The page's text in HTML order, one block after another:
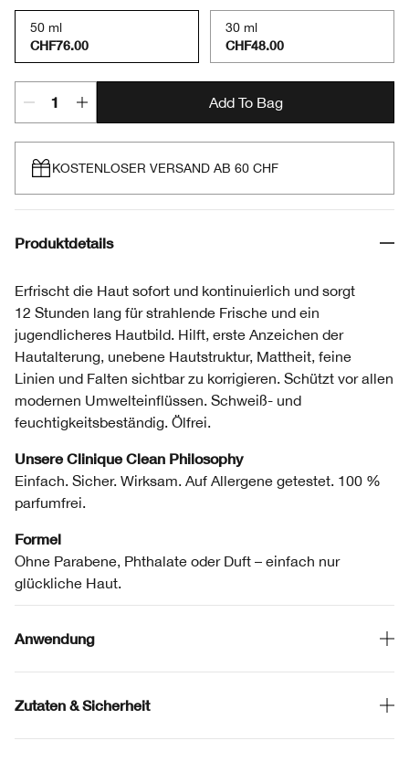
50 ml
CHF76.00
30 ml
CHF48.00
Add To Bag
KOSTENLOSER VERSAND AB 60 CHF
Produktdetails
Erfrischt die Haut sofort und kontinuierlich und sorgt
12 Stunden lang für strahlende Frische und ein
jugendlicheres Hautbild. Hilft, erste Anzeichen der
Hautalterung, unebene Hautstruktur, Mattheit, feine
Linien und Falten sichtbar zu korrigieren. Schützt vor allen
modernen Umwelteinflüssen. Schweiß- und
feuchtigkeitsbeständig. Ölfrei.
Unsere Clinique Clean Philosophy
Einfach. Sicher. Wirksam. Auf Allergene getestet. 100 %
parfumfrei.
Formel
Ohne Parabene, Phthalate oder Duft – einfach nur
glückliche Haut.
Anwendung
Zutaten & Sicherheit